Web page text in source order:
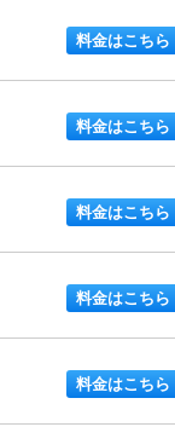
料金はこちら
料金はこちら
料金はこちら
料金はこちら
料金はこちら